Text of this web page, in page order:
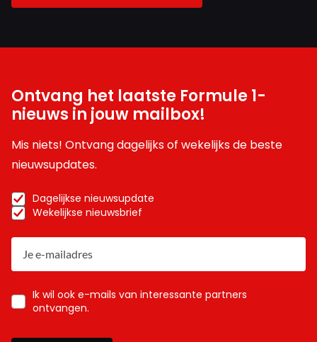
Meepraten? Dat kan! Je hoeft je alleen maar aan te
melden met een RN365-account.
INLOGGEN AANMELDEN
Ontvang het laatste Formule 1-
nieuws in jouw mailbox!
Mis niets! Ontvang dagelijks of wekelijks de beste
nieuwsupdates.
Dagelijkse nieuwsupdate
Wekelijkse nieuwsbrief
Ik wil ook e-mails van interessante partners
ontvangen.